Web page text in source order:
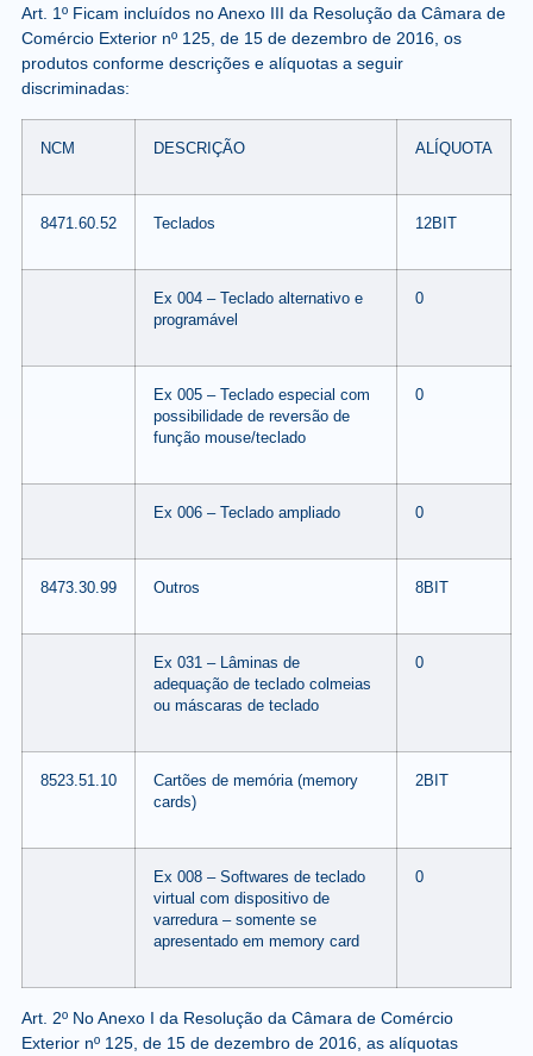
Art. 1º Ficam incluídos no Anexo III da Resolução da Câmara de
Comércio Exterior nº 125, de 15 de dezembro de 2016, os
produtos conforme descrições e alíquotas a seguir
discriminadas:
NCM DESCRIÇÃO ALÍQUOTA
8471.60.52 Teclados 12BIT
Ex 004 – Teclado alternativo e
programável
0
Ex 005 – Teclado especial com
possibilidade de reversão de
função mouse/teclado
0
Ex 006 – Teclado ampliado 0
8473.30.99 Outros 8BIT
Ex 031 – Lâminas de
adequação de teclado colmeias
ou máscaras de teclado
0
8523.51.10
Cartões de memória (memory
cards)
2BIT
Ex 008 – Softwares de teclado
virtual com dispositivo de
varredura – somente se
apresentado em memory card
0
Art. 2º No Anexo I da Resolução da Câmara de Comércio
Exterior nº 125, de 15 de dezembro de 2016, as alíquotas